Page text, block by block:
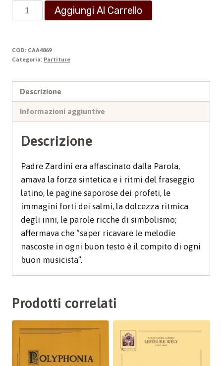
Polyphonia
-
61
quantità
Aggiungi Al Carrello
COD: CAA4869
Categoria: Partiture
Descrizione
Informazioni aggiuntive
Descrizione
Padre Zardini era affascinato dalla Parola,
amava la forza sintetica e i ritmi del fraseggio
latino, le pagine saporose dei profeti, le
immagini forti dei salmi, la dolcezza ritmica
degli inni, le parole ricche di simbolismo;
affermava che “saper ricavare le melodie
nascoste in ogni buon testo è il compito di ogni
buon musicista”.
Prodotti correlati